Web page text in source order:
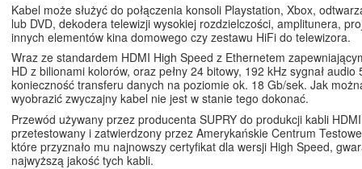
Kabel może służyć do połączenia konsoli Playstation, Xbox,
lub DVD, dekodera telewizji wysokiej rozdzielczości, amplitunera,
innych elementów kina domowego czy zestawu HiFi do telewizora.
Wraz ze standardem HDMI High Speed z Ethernetem
HD z bilionami kolorów, oraz pełny 24 bitowy, 192 kHz sygnał audio
konieczność transferu danych na poziomie ok. 18 Gb/sek. Jak
wyobrazić zwyczajny kabel nie jest w stanie tego dokonać.
Przewód używany przez producenta SUPRY do produkcji kabli HDMI
przetestowany i zatwierdzony przez Amerykańskie Centrum
które przyznało mu najnowszy certyfikat dla wersji High Speed,
najwyższą jakość tych kabli.